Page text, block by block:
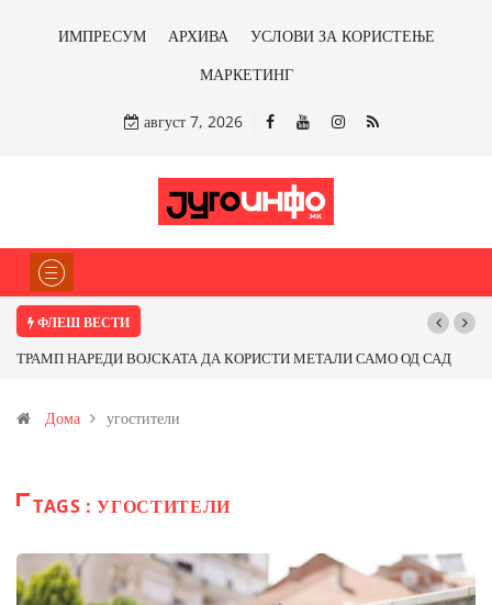
ИМПРЕСУМ АРХИВА
УСЛОВИ ЗА КОРИСТЕЊЕ
МАРКЕТИНГ
август 7, 2026
ФЛЕШ ВЕСТИ
Почнува реконструкцијата на улицата „5-ти Ноември“ во Струмица
Дома угостители
TAGS : УГОСТИТЕЛИ